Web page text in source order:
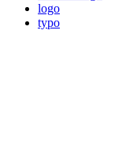
logo
typo